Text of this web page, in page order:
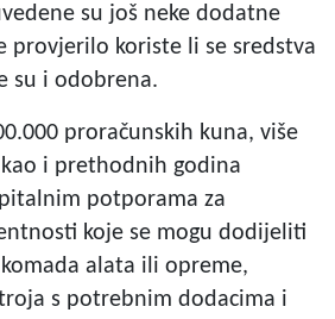
su još neke dodatne
provjerilo koriste li se sredstva
su i odobrena.
proračunskih kuna, više
i prethodnih godina
potporama za
koje se mogu dodijeliti
alata ili opreme,
s potrebnim dodacima i